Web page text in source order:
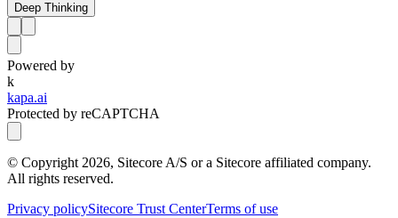
Deep Thinking
Powered by
k
kapa.ai
Protected by reCAPTCHA
© Copyright 2026, Sitecore A/S or a Sitecore affiliated company.
All rights reserved.
Privacy policySitecore Trust CenterTerms of use